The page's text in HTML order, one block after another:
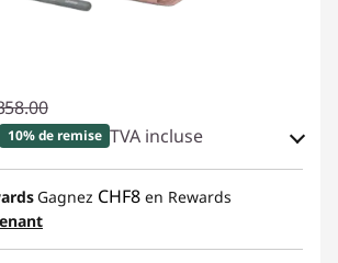
10% de remise TVA incluse
en ligne :-CHF 35.80
:
Gagnez CHF8 en Rewards